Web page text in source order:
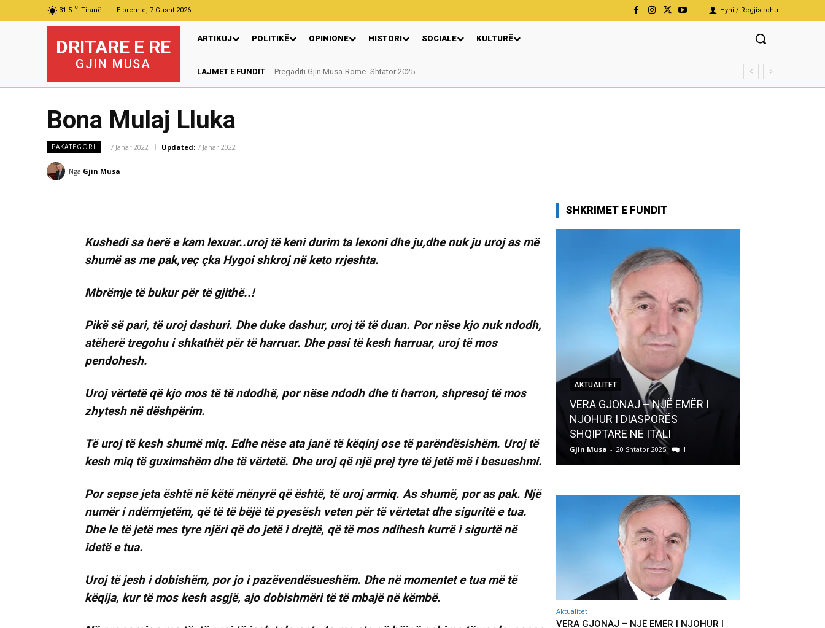
31.5 C Tiranë E premte, 7 Gusht 2026 Hyni / Regjistrohu
DRITARE E RE
GJIN MUSA
ARTIKUJ POLITIKË OPINIONE HISTORI SOCIALE KULTURË
LAJMET E FUNDITPregaditi Gjin Musa-Rome- Shtator 2025
Nga: Ndue Dedaj
Bona Mulaj Lluka
PAKATEGORI 7 Janar 2022 Updated: 7 Janar 2022
Nga Gjin Musa
Kushedi sa herë e kam lexuar..uroj të keni durim ta lexoni dhe ju,dhe nuk ju uroj as më
shumë as me pak,veç çka Hygoi shkroj në keto rrjeshta.
Mbrëmje të bukur për të gjithë..!
Pikë së pari, të uroj dashuri. Dhe duke dashur, uroj të të duan. Por nëse kjo nuk ndodh,
atëherë tregohu i shkathët për të harruar. Dhe pasi të kesh harruar, uroj të mos
pendohesh.
Uroj vërtetë që kjo mos të të ndodhë, por nëse ndodh dhe ti harron, shpresoj të mos
zhytesh në dëshpërim.
Të uroj të kesh shumë miq. Edhe nëse ata janë të këqinj ose të parëndësishëm. Uroj të
kesh miq të guximshëm dhe të vërtetë. Dhe uroj që një prej tyre të jetë më i besueshmi.
Por sepse jeta është në këtë mënyrë që është, të uroj armiq. As shumë, por as pak. Një
numër i ndërmjetëm, që të të bëjë të pyesësh veten për të vërtetat dhe siguritë e tua.
Dhe le të jetë mes tyre njëri që do jetë i drejtë, që të mos ndihesh kurrë i sigurtë në
idetë e tua.
Uroj të jesh i dobishëm, por jo i pazëvendësueshëm. Dhe në momentet e tua më të
këqija, kur të mos kesh asgjë, ajo dobishmëri të të mbajë në këmbë.
SHKRIMET E FUNDIT
AKTUALITET
VERA GJONAJ – NJË EMËR I
NJOHUR I DIASPORËS
SHQIPTARE NË ITALI
Gjin Musa - 20 Shtator 2025 1
Aktualitet
VERA GJONAJ – NJË EMËR I NJOHUR I